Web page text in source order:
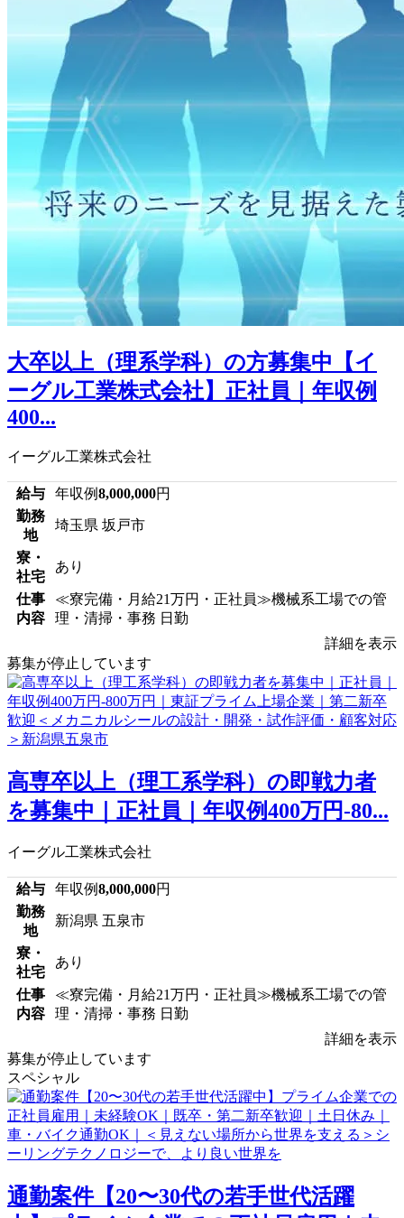
大卒以上（理系学科）の方募集中【イ
ーグル工業株式会社】正社員｜年収例
400...
イーグル工業株式会社
給与 年収例8,000,000円
勤務
地
埼玉県 坂戸市
寮・
社宅
あり
仕事
内容
≪寮完備・月給21万円・正社員≫機械系工場での管
理・清掃・事務 日勤
詳細を表示
募集が停止しています
高専卒以上（理工系学科）の即戦力者
を募集中｜正社員｜年収例400万円‐80...
イーグル工業株式会社
給与 年収例8,000,000円
勤務
地
新潟県 五泉市
寮・
社宅
あり
仕事
内容
≪寮完備・月給21万円・正社員≫機械系工場での管
理・清掃・事務 日勤
詳細を表示
募集が停止しています
スペシャル
通勤案件【20〜30代の若手世代活躍